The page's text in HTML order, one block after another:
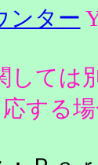
しては
応する